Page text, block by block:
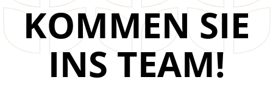
KOMMEN SIE
INS TEAM!